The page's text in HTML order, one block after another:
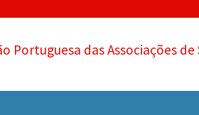
Portuguesa das Associações de